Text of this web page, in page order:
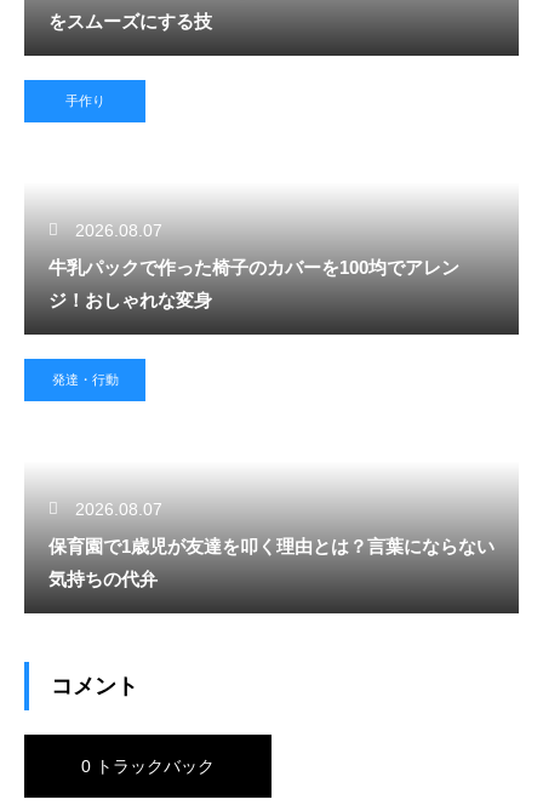
をスムーズにする技
手作り
2026.08.07
牛乳パックで作った椅子のカバーを100均でアレン
ジ！おしゃれな変身
発達・行動
2026.08.07
保育園で1歳児が友達を叩く理由とは？言葉にならない
気持ちの代弁
コメント
0 トラックバック